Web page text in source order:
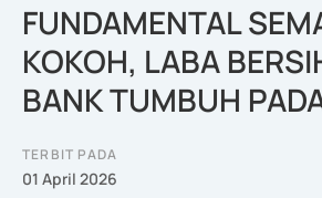
FUNDAMENTAL
KOKOH, LABA
BANK TUMBUH
TERBIT PADA
01 April 2026